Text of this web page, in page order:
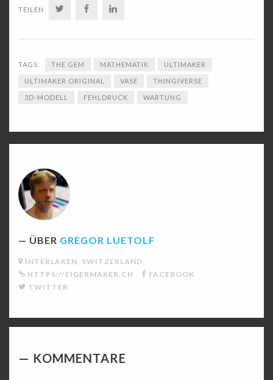
TEILEN TWITTERFACEBOOK
TAGS: THE GEM MATHEMATIK ULTIMAKER
ULTIMAKER ORIGINAL VASE THINGIVERSE
3D-MODELL FEHLDRUCK WARTUNG
ÜBER GREGOR LUETOLF
INTERLAKEN, SWITZERLAND
HTTPS://EIGERMAKER.CH
FACEBOOK
TWITTER
KOMMENTARE